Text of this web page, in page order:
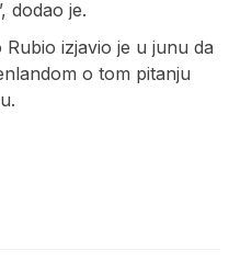
dodao je.
izjavio je u junu da
o tom pitanju